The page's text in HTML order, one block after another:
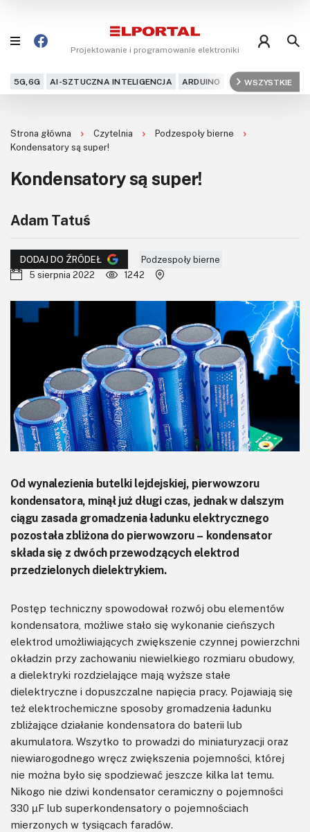
Projektowanie i programowanie elektroniki
5G,6G AI-SZTUCZNA INTELIGENCJA ARDUINO ARM AUDIO
WSZYSTKIE
Projekty
Kursy
DIY+
Dla Ciebie
Kontakt
Newsletter
Magazyny
Archiwum
Do pobrania
Strona główna Czytelnia
Podzespoły bierne
Kondensatory są super!
Kondensatory są super!
Adam Tatuś
DODAJ DO ŹRÓDEŁ
Podzespoły bierne
5 sierpnia 2022
1242
Od wynalezienia butelki lejdejskiej, pierwowzoru
kondensatora, minął już długi czas, jednak w dalszym
ciągu zasada gromadzenia ładunku elektrycznego
pozostała zbliżona do pierwowzoru – kondensator
składa się z dwóch przewodzących elektrod
przedzielonych dielektrykiem.
Postęp techniczny spowodował rozwój obu elementów
kondensatora, możliwe stało się wykonanie cieńszych
elektrod umożliwiających zwiększenie czynnej powierzchni
okładzin przy zachowaniu niewielkiego rozmiaru obudowy,
a dielektryki rozdzielające mają wyższe stałe
dielektryczne i dopuszczalne napięcia pracy. Pojawiają się
też elektrochemiczne sposoby gromadzenia ładunku
zbliżające działanie kondensatora do baterii lub
akumulatora. Wszytko to prowadzi do miniaturyzacji oraz
niewiarogodnego wręcz zwiększenia pojemności, której
nie można było się spodziewać jeszcze kilka lat temu.
Nikogo nie dziwi kondensator ceramiczny o pojemności
330 µF lub superkondensatory o pojemnościach
mierzonych w tysiącach faradów.